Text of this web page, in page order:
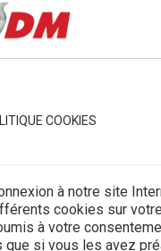
COOKIES
à notre site
cookies sur
à votre
si vous les avez